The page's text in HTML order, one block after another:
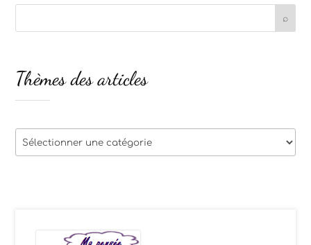
Thèmes des articles
Thèmes
des